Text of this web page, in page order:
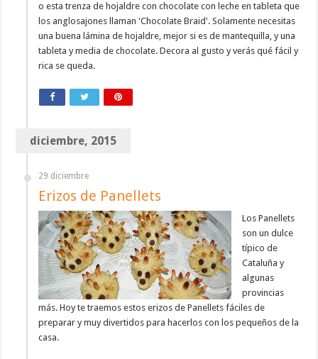
o esta trenza de hojaldre con chocolate con leche en tableta que
los anglosajones llaman 'Chocolate Braid'. Solamente necesitas
una buena lámina de hojaldre, mejor si es de mantequilla, y una
tableta y media de chocolate. Decora al gusto y verás qué fácil y
rica se queda.
diciembre, 2015
29 diciembre
Erizos de Panellets
Los Panellets
son un dulce
típico de
Cataluña y
algunas
provincias
más. Hoy te traemos estos erizos de Panellets fáciles de
preparar y muy divertidos para hacerlos con los pequeños de la
casa.